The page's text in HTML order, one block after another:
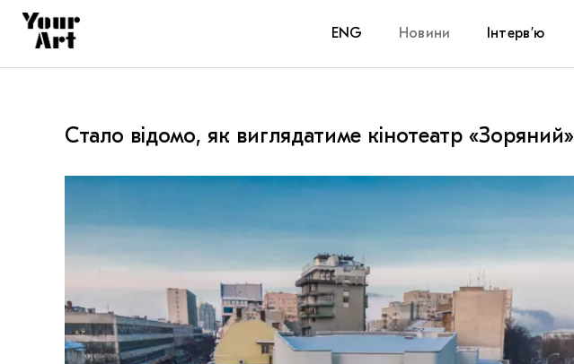
ENG Новини Інтерв’ю
Стало відомо, як виглядатиме кінотеатр «Зоряний»